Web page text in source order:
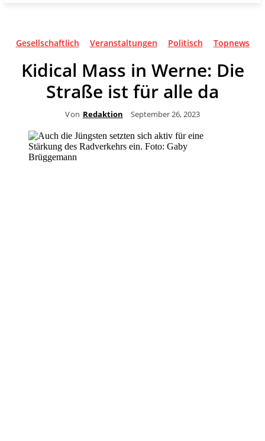
Gesellschaftlich Veranstaltungen Politisch Topnews
Kidical Mass in Werne: Die
Straße ist für alle da
Von Redaktion September 26, 2023